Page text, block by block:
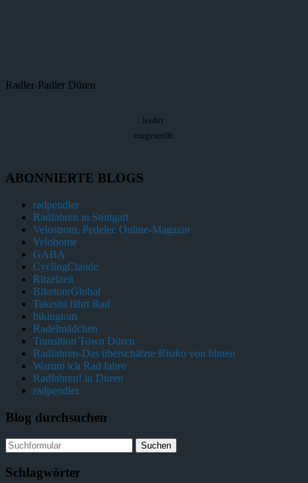
Radler-Padler Düren
…leider
eingestellt.
ABONNIERTE BLOGS
radpendler
Radfahren in Stuttgart
Velostrom, Pedelec Online-Magazin
Velohome
GABA
CyclingClaude
Ritzelzeit
BiketourGlobal
Takeshi fährt Rad
bikingtom
Radelmädchen
Transition Town Düren
Radfahren-Das überschätzte Risiko von hinten
Warum ich Rad fahre
Radfahren! in Düren
radpendler
Blog durchsuchen
Schlagwörter